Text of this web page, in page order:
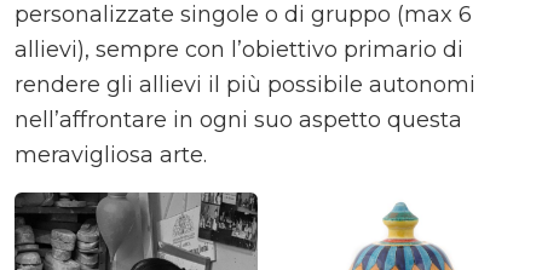
personalizzate singole o di gruppo (max 6
allievi), sempre con l’obiettivo primario di
rendere gli allievi il più possibile autonomi
nell’affrontare in ogni suo aspetto questa
meravigliosa arte.